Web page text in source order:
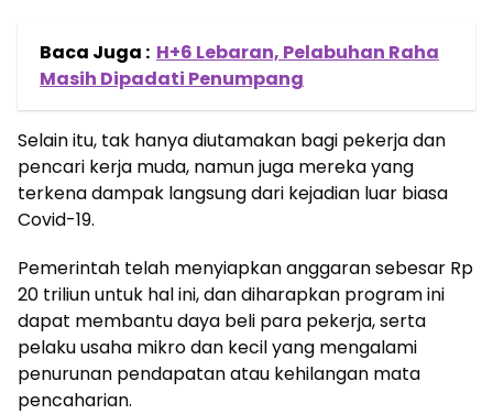
Baca Juga : H+6 Lebaran, Pelabuhan Raha
Masih Dipadati Penumpang
Selain itu, tak hanya diutamakan bagi pekerja dan
pencari kerja muda, namun juga mereka yang
terkena dampak langsung dari kejadian luar biasa
Covid-19.
Pemerintah telah menyiapkan anggaran sebesar Rp
20 triliun untuk hal ini, dan diharapkan program ini
dapat membantu daya beli para pekerja, serta
pelaku usaha mikro dan kecil yang mengalami
penurunan pendapatan atau kehilangan mata
pencaharian.